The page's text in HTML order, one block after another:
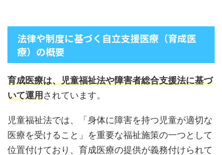
法律や制度に基づく自立支援医療（育成医
療）の概要
育成医療は、児童福祉法や障害者総合支援法に基づ
いて運用されています。
児童福祉法では、「身体に障害を持つ児童が適切な
医療を受けること」を重要な福祉施策の一つとして
位置付けており、育成医療の提供が義務付けられて